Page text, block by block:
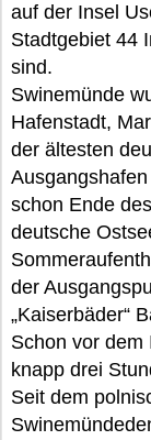
auf der Insel
Stadtgebiet 44
sind.
Swinemünde
Hafenstadt,
der ältesten
schon Ende
deutsche
der
„Kaiserbäder“
Schon vor dem
knapp drei
Seit dem